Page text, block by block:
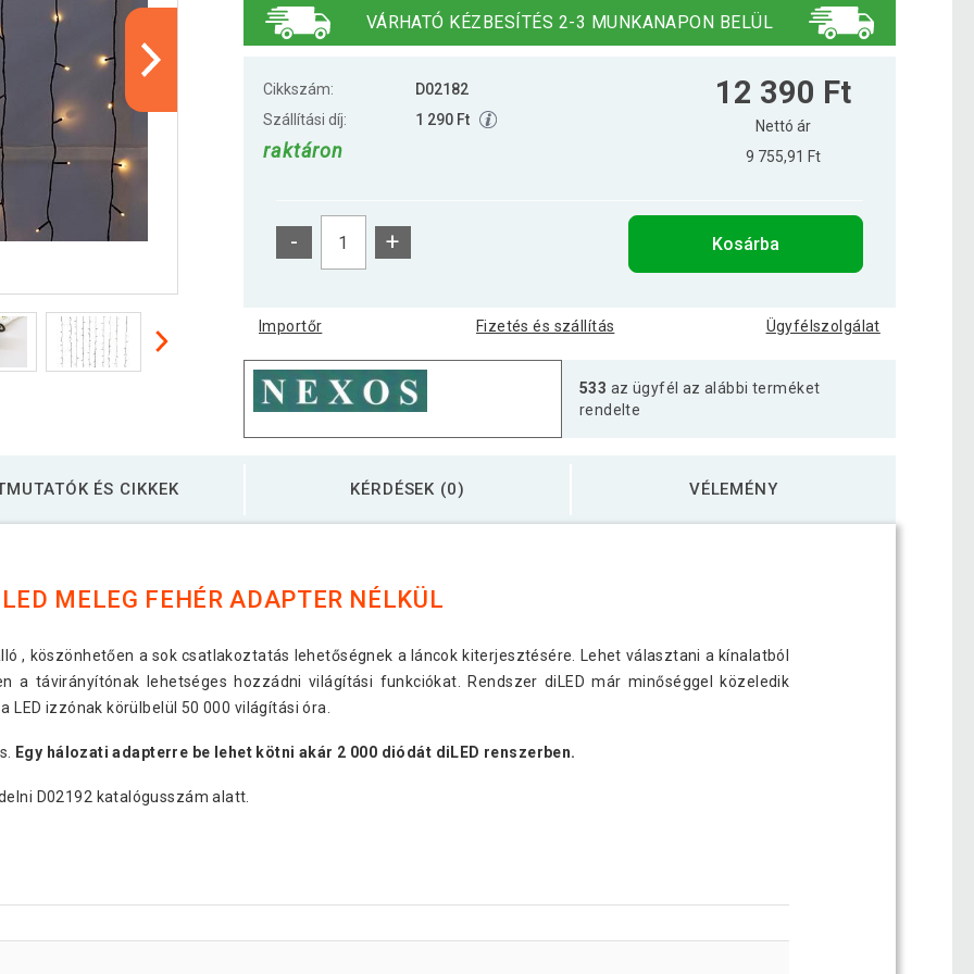
VÁRHATÓ KÉZBESÍTÉS 2-3 MUNKANAPON BELÜL
Cikkszám:
D02182
Szállítási díj:
1 290 Ft
raktáron
12 390 Ft
Nettó ár
9 755,91 Ft
- + Kosárba
Importőr Fizetés és szállítás Ügyfélszolgálat
533 az ügyfél az alábbi terméket
rendelte
ÉS CIKKEK KÉRDÉSEK (0) VÉLEMÉNY
MELEG FEHÉR ADAPTER NÉLKÜL
, köszönhetően a sok csatlakoztatás lehetőségnek a láncok kiterjesztésére. Lehet választani a kínalatból
a távirányítónak lehetséges hozzádni világítási funkciókat. Rendszer diLED már minőséggel közeledik
izzónak körülbelül 50 000 világítási óra.
Egy hálozati adapterre be lehet kötni akár 2 000 diódát diLED renszerben.
D02192 katalógusszám alatt.